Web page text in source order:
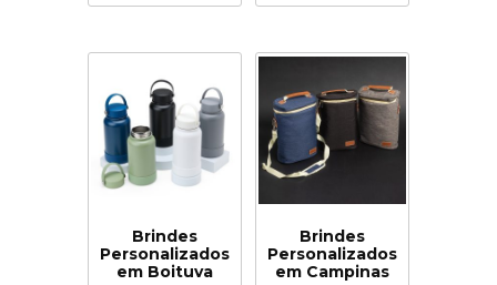
Brindes
Personalizados
em Boituva
Brindes
Personalizados
em Campinas